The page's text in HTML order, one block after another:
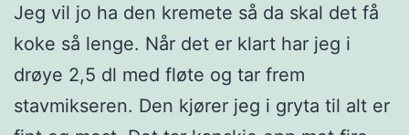
Jeg vil jo ha den kremete så da skal det få
koke så lenge. Når det er klart har jeg i
drøye 2,5 dl med fløte og tar frem
stavmikseren. Den kjører jeg i gryta til alt er